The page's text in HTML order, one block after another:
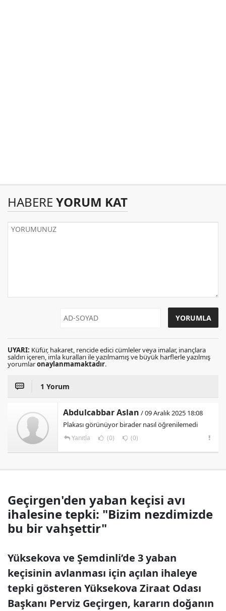
HABERE YORUM KAT
UYARI: Küfür, hakaret, rencide edici cümleler veya imalar, inançlara
saldırı içeren, imla kuralları ile yazılmamış ve büyük harflerle yazılmış
yorumlaronaylanmamaktadır.
1 Yorum
Abdulcabbar Aslan / 09 Aralık 2025 18:08
Plakası görünüyor birader nasıl öğrenilemedi
Yanıtla (0) (0)
Geçirgen'den yaban keçisi avı
ihalesine tepki: "Bizim nezdimizde
bu bir vahşettir"
Yüksekova ve Şemdinli’de 3 yaban
keçisinin avlanması için açılan ihaleye
tepki gösteren Yüksekova Ziraat Odası
Başkanı Perviz Geçirgen, kararın doğanın